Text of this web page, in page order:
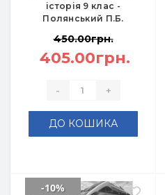
історія 9 клас -
Полянський П.Б.
450.00грн.
405.00грн.
- +
ДО КОШИКА
-10%